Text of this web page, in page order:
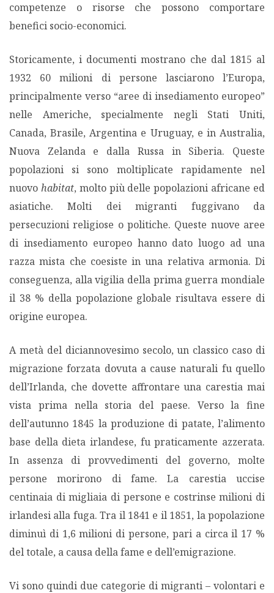
competenze o risorse che possono comportare
benefici socio-economici.
Storicamente, i documenti mostrano che dal 1815 al
1932 60 milioni di persone lasciarono l’Europa,
principalmente verso “aree di insediamento europeo”
nelle Americhe, specialmente negli Stati Uniti,
Canada, Brasile, Argentina e Uruguay, e in Australia,
Nuova Zelanda e dalla Russa in Siberia. Queste
popolazioni si sono moltiplicate rapidamente nel
nuovo habitat, molto più delle popolazioni africane ed
asiatiche. Molti dei migranti fuggivano da
persecuzioni religiose o politiche. Queste nuove aree
di insediamento europeo hanno dato luogo ad una
razza mista che coesiste in una relativa armonia. Di
conseguenza, alla vigilia della prima guerra mondiale
il 38 % della popolazione globale risultava essere di
origine europea.
A metà del diciannovesimo secolo, un classico caso di
migrazione forzata dovuta a cause naturali fu quello
dell’Irlanda, che dovette affrontare una carestia mai
vista prima nella storia del paese. Verso la fine
dell’autunno 1845 la produzione di patate, l’alimento
base della dieta irlandese, fu praticamente azzerata.
In assenza di provvedimenti del governo, molte
persone morirono di fame. La carestia uccise
centinaia di migliaia di persone e costrinse milioni di
irlandesi alla fuga. Tra il 1841 e il 1851, la popolazione
diminuì di 1,6 milioni di persone, pari a circa il 17 %
del totale, a causa della fame e dell’emigrazione.
Vi sono quindi due categorie di migranti – volontari e